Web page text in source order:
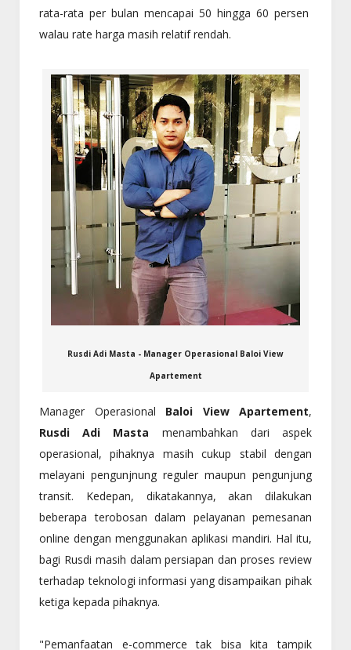
rata-rata per bulan mencapai 50 hingga 60 persen
walau rate harga masih relatif rendah.
Rusdi Adi Masta - Manager Operasional Baloi View
Apartement
Manager Operasional Baloi View Apartement,
Rusdi Adi Masta menambahkan dari aspek
operasional, pihaknya masih cukup stabil dengan
melayani pengunjnung reguler maupun pengunjung
transit. Kedepan, dikatakannya, akan dilakukan
beberapa terobosan dalam pelayanan pemesanan
online dengan menggunakan aplikasi mandiri. Hal itu,
bagi Rusdi masih dalam persiapan dan proses review
terhadap teknologi informasi yang disampaikan pihak
ketiga kepada pihaknya.
"Pemanfaatan e-commerce tak bisa kita tampik